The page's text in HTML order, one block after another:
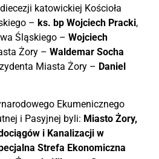
katowickiej Kościoła
– ks. bp Wojciech Pracki,
Śląskiego – Wojciech
Żory – Waldemar Socha
Miasta Żory – Daniel
Ekumenicznego
i Pasyjnej byli: Miasto Żory,
i Kanalizacji w
Strefa Ekonomiczna